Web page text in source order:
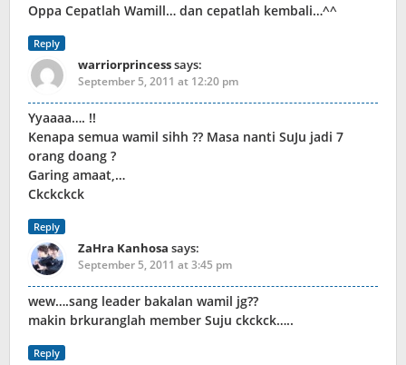
Oppa Cepatlah Wamill… dan cepatlah kembali…^^
Reply
warriorprincesssays:
September 5, 2011 at 12:20 pm
Yyaaaa…. !!
Kenapa semua wamil sihh ?? Masa nanti SuJu jadi 7
orang doang ?
Garing amaat,…
Ckckckck
Reply
ZaHra Kanhosa says:
September 5, 2011 at 3:45 pm
wew….sang leader bakalan wamil jg??
makin brkuranglah member Suju ckckck…..
Reply